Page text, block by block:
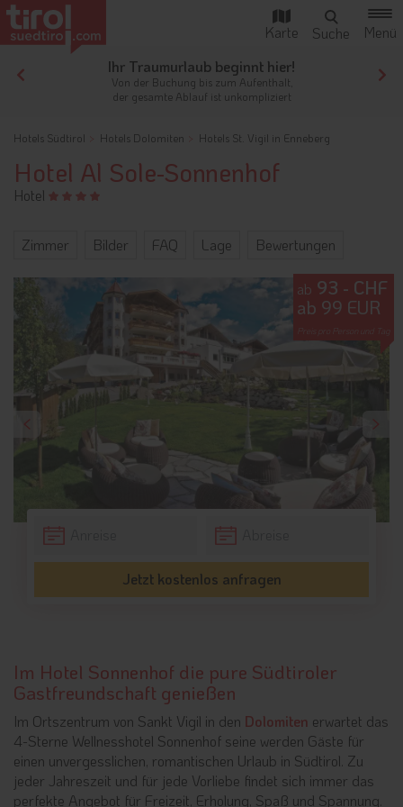
Ihr Traumurlaub beginnt hier!
Von der Buchung bis zum Aufenthalt,
der gesamte Ablauf ist unkompliziert
Hotels Südtirol Hotels Dolomiten Hotels St. Vigil in Enneberg
Hotel Al Sole-Sonnenhof
Hotel
Zimmer Bilder FAQ Lage Bewertungen
ab 93 - CHF
ab 99 EUR
Jetzt kostenlos anfragen
Im Hotel Sonnenhof die pure Südtiroler
Gastfreundschaft genießen
Im Ortszentrum von Sankt Vigil in den Dolomiten erwartet das
4-Sterne Wellnesshotel Sonnenhof seine werden Gäste für
einen unvergesslichen, romantischen Urlaub in Südtirol. Zu
jeder Jahreszeit und für jede Vorliebe findet sich immer das
perfekte Angebot für Freizeit, Erholung, Spaß und Spannung.